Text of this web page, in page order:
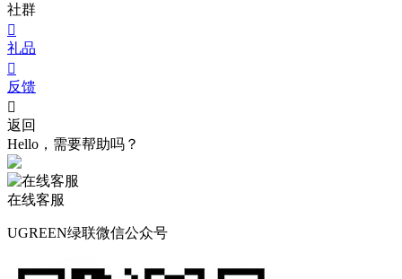
社群

礼品

反馈

返回
Hello，需要帮助吗？
在线客服
UGREEN绿联微信公众号